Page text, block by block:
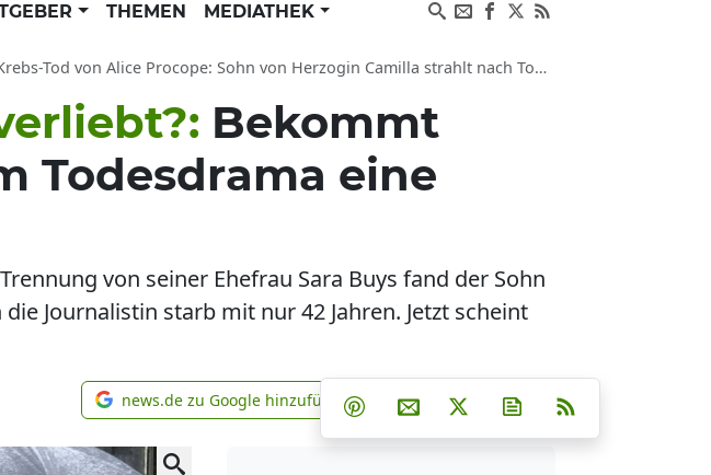
THEMEN MEDIATHEK
von Alice Procope: Sohn von Herzogin Camilla strahlt nach Todesdrama um Freundin
Bekommt
Todesdrama eine
von seiner Ehefrau Sara Buys fand der Sohn
Journalistin starb mit nur 42 Jahren. Jetzt scheint
news.de zu Google hinzufügen
news.de zu Google hinzufügen Teilen auf Facebook
Teilen auf Whatsapp
Teilen auf Telegram
Teilen auf Pinterest
Per E-Mail teilen
Post auf XNewsletter